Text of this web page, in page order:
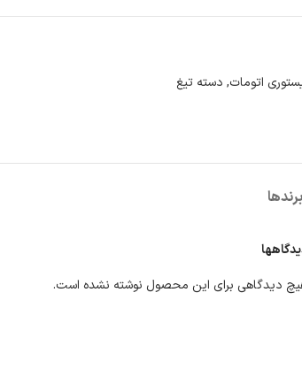
اتومات, دسته تیغ
دیدگاهی برای این محصول نوشته نشده است.